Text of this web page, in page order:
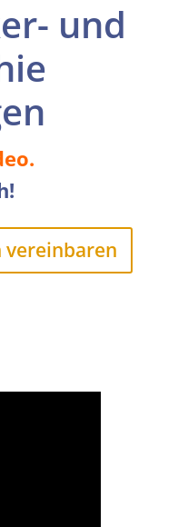
und
vereinbaren